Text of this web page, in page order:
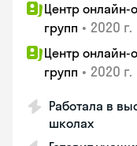
Центр онлайн-
групп • 2020 г.
Центр онлайн-
групп • 2020 г.
Работала в
школах